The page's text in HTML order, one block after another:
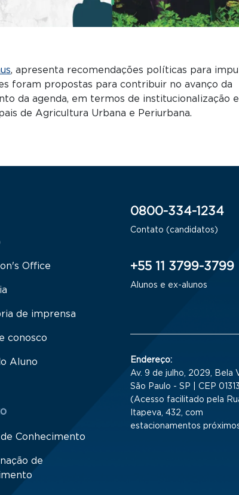
, apresenta recomendações políticas para
foram propostas para contribuir no avanço da
da agenda, em termos de institucionalização
de Agricultura Urbana e Periurbana.
Office
de imprensa
conosco
Aluno
Conhecimento
de
0800-334-1234
Contato (candidatos)
+55 11 3799-3799
Alunos e ex-alunos
Endereço:
Av. 9 de julho, 2029, Bela
São Paulo - SP | CEP
(Acesso facilitado pela
Itapeva, 432, com
estacionamentos